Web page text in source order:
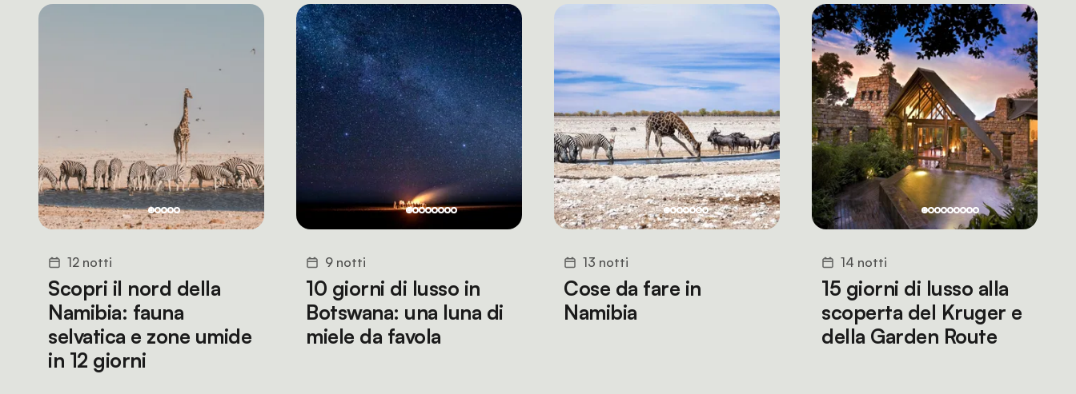
12 notti
Scopri il nord della
Namibia: fauna
selvatica e zone umide
in 12 giorni
9 notti
10 giorni di lusso in
Botswana: una luna di
miele da favola
13 notti
Cose da fare in
Namibia
14 notti
15 giorni di lusso alla
scoperta del Kruger e
della Garden Route